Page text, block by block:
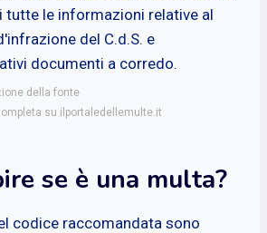
tutte le informazioni relative al
del C.d.S. e
documenti a corredo.
della fonte
su ilportaledellemulte.it
se è una multa?
codice raccomandata sono